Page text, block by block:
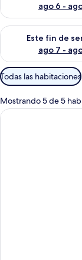
ago 6 -
Este fin de
ago 7 -
Consulta la
Filtros
disponibles
para
las
Todas las habitaciones
Mostrando 5 de 5